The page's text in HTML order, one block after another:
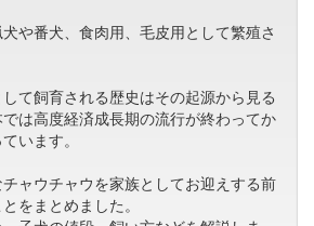
や番犬、食肉用、毛皮用として繁殖さ
て飼育される歴史はその起源から見る
は高度経済成長期の流行が終わってか
います。
ャウチャウを家族としてお迎えする前
をまとめました。